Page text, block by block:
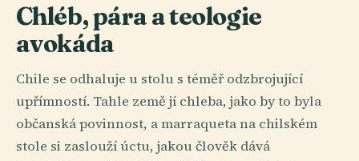
Chléb, pára a teologie
avokáda
Chile se odhaluje u stolu s téměř odzbrojující
upřímností. Tahle země jí chleba, jako by to byla
občanská povinnost, a marraqueta na chilském
stole si zaslouží úctu, jakou člověk dává